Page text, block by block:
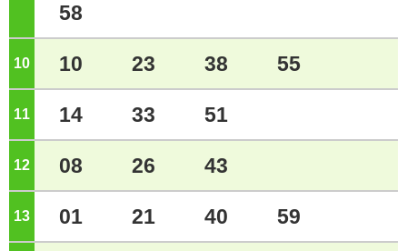
58
10 10 23 38 55
11 14 33 51
12 08 26 43
13 01 21 40 59